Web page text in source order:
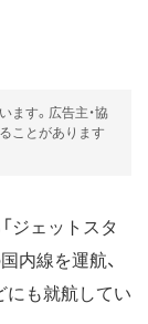
ます。広告主・協
ことがあります
ジェットスタ
内線を運航、
にも就航してい